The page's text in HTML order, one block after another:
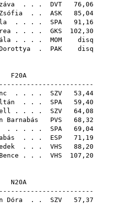
. . . DVT 76,06
. . ASK 85,04
. . . . SPA 91,16
. . . . GKS 102,30
. . . . MOM disq
. PAK disq
F20A
. . . . SZV 53,44
. . . SPA 59,40
. . . . SZV 64,08
Barnabás PVS 68,32
. . . . . SPA 69,04
. . . ESP 71,19
. . . VHS 88,20
. . . VHS 107,20
N20A
Dóra . . SZV 57,37